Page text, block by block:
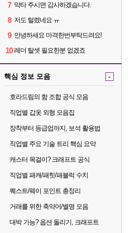
7 막타 주시면 감사하겠습니다.
8 저도 털렸네요 ㅠ
9 안녕하세요 마격한번부탁드려요!
10 레더 탈셋 필요한분 없겠죠
핵심 정보 모음 -
호라드림의 함 조합 공식 모음
직업별 갑옷 외형 모음집
장착부터 등급업까지, 보석 활용법
직업별 주요 기술 트리 핵심 요약
캐스터 목걸이? 크래프트 공식
직업별 패캐/패힛/패블럭 수치
퀘스트/웨이 포인트 총정리
거래를 위한 축약어/별명 모음
대박 가능? 옵션 돌리기, 크래프트